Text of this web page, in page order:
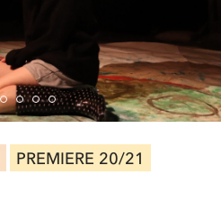
PREMIERE 20/21